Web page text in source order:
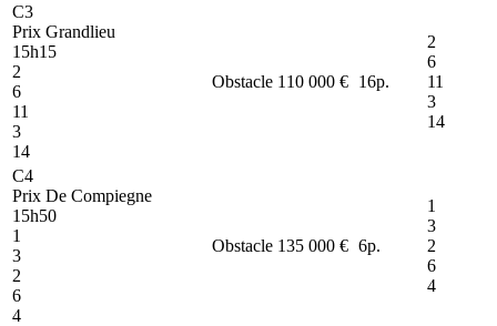
C3
Prix Grandlieu
15h15
2
6
11
3
14
Obstacle 110 000 € 16p.
2
6
11
3
14
C4
Prix De Compiegne
15h50
1
3
2
6
4
Obstacle 135 000 € 6p.
1
3
2
6
4